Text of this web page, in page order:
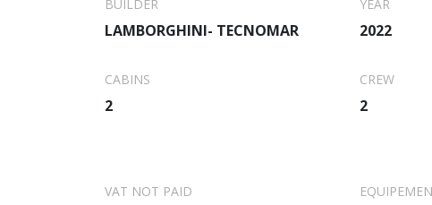
BUILDER
LAMBORGHINI- TECNOMAR
YEAR
2022
CABINS
2
CREW
2
VAT NOT PAID